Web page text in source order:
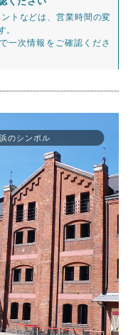
トなどは、営業時間の変
。
一次情報をご確認くださ
のシンボル